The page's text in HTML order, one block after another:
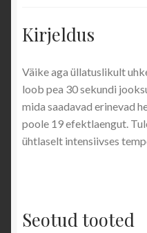
Pulma- ja
Paugutulestik
OHUTUS
Kirjeldus
Väike aga üllatuslikult
loob pea 30 sekundi
mida saadavad erinevad
poole 19 efektlaengut.
ühtlaselt intensiivses
Seotud tooted